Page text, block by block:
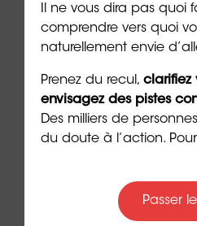
CONTACTER
REJOINDRE
Il ne vous dira pas quoi
comprendre vers quoi
naturellement envie
Prenez du recul, clarifiez
envisagez des pistes
Des milliers de
du doute à l’action.
Passer